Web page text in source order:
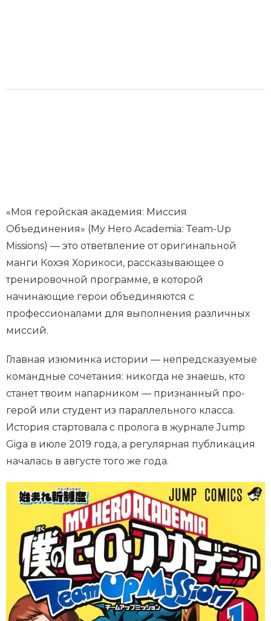
«Моя геройская академия: Миссия
Объединения» (My Hero Academia: Team-Up
Missions) — это ответвление от оригинальной
манги Кохэя Хорикоси, рассказывающее о
тренировочной программе, в которой
начинающие герои объединяются с
профессионалами для выполнения различных
миссий.
Главная изюминка истории — непредсказуемые
командные сочетания: никогда не знаешь, кто
станет твоим напарником — признанный про-
герой или студент из параллельного класса.
История стартовала с пролога в журнале Jump
Giga в июле 2019 года, а регулярная публикация
началась в августе того же года.